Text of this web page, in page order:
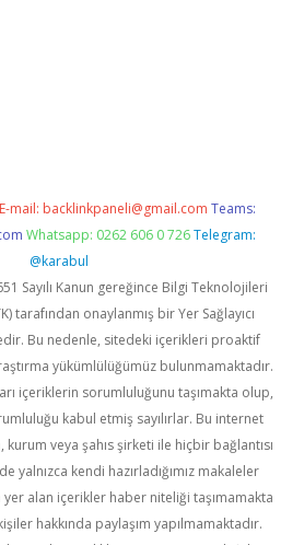
E-mail: backlinkpaneli@gmail.com Teams:
Whatsapp: 0262 606 0 726 Telegram:
@karabul
Sayılı Kanun gereğince Bilgi Teknolojileri
tarafından onaylanmış bir Yer Sağlayıcı
Bu nedenle, sitedeki içerikleri proaktif
yükümlülüğümüz bulunmamaktadır.
içeriklerin sorumluluğunu taşımakta olup,
kabul etmiş sayılırlar. Bu internet
veya şahıs şirketi ile hiçbir bağlantısı
yalnızca kendi hazırladığımız makaleler
yer alan içerikler haber niteliği taşımamakta
hakkında paylaşım yapılmamaktadır.